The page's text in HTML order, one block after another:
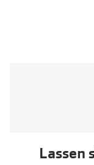
Lassen